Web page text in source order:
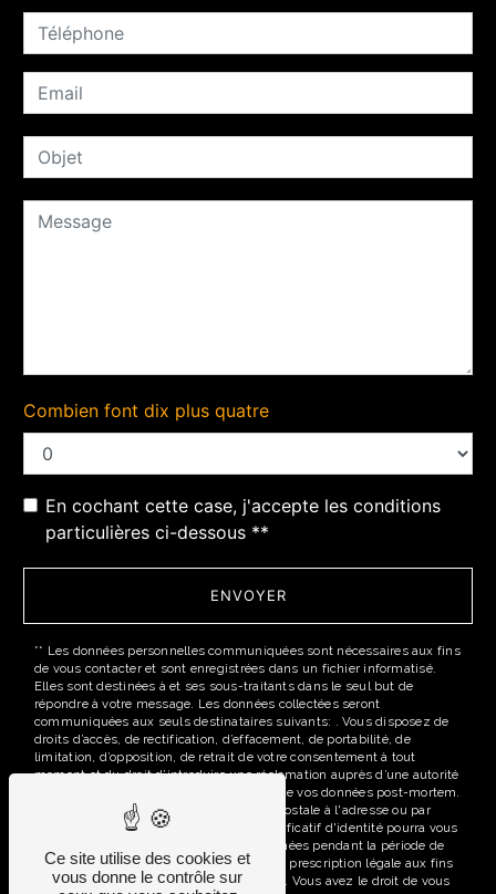
Combien font dix plus quatre
En cochant cette case, j'accepte les conditions
particulières ci-dessous **
ENVOYER
** Les données personnelles communiquées sont nécessaires aux fins
de vous contacter et sont enregistrées dans un fichier informatisé.
Elles sont destinées à et ses sous-traitants dans le seul but de
répondre à votre message. Les données collectées seront
communiquées aux seuls destinataires suivants: . Vous disposez de
droits d’accès, de rectification, d’effacement, de portabilité, de
limitation, d’opposition, de retrait de votre consentement à tout
moment et du droit d’introduire une réclamation auprès d’une autorité
de contrôle, ainsi que d’organiser le sort de vos données post-mortem.
Vous pouvez exercer ces droits par voie postale à l'adresse ou par
courrier électronique à l'adresse . Un justificatif d'identité pourra vous
être demandé. Nous conservons vos données pendant la période de
prise de contact puis pendant la durée de prescription légale aux fins
probatoires et de gestion des contentieux. Vous avez le droit de vous
Ce site utilise des cookies et
vous donne le contrôle sur